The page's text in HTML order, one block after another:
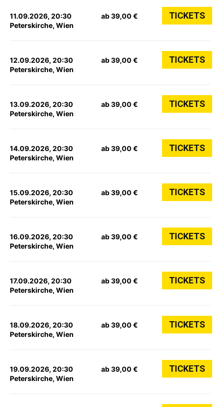
11.09.2026, 20:30
Peterskirche, Wien
ab 39,00 € TICKETS
12.09.2026, 20:30
Peterskirche, Wien
ab 39,00 € TICKETS
13.09.2026, 20:30
Peterskirche, Wien
ab 39,00 € TICKETS
14.09.2026, 20:30
Peterskirche, Wien
ab 39,00 € TICKETS
15.09.2026, 20:30
Peterskirche, Wien
ab 39,00 € TICKETS
16.09.2026, 20:30
Peterskirche, Wien
ab 39,00 € TICKETS
17.09.2026, 20:30
Peterskirche, Wien
ab 39,00 € TICKETS
18.09.2026, 20:30
Peterskirche, Wien
ab 39,00 € TICKETS
19.09.2026, 20:30
Peterskirche, Wien
ab 39,00 € TICKETS